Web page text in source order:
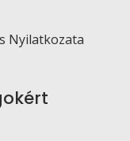
Nyilatkozata